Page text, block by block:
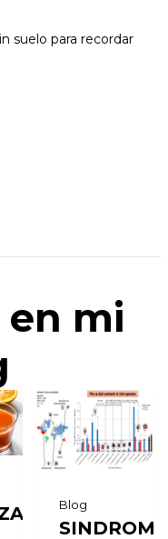
suelo para recordar
mi
Blog
SINDROME